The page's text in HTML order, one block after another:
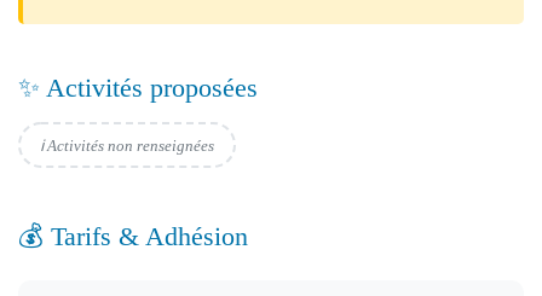
✨ Activités proposées
ℹ️ Activités non renseignées
💰 Tarifs & Adhésion